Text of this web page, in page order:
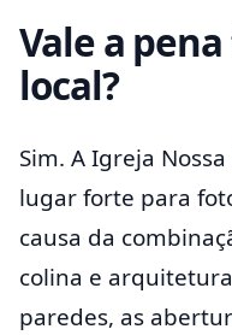
Vale a
local?
Sim. A Igreja
lugar forte para
causa da
colina e
paredes, as